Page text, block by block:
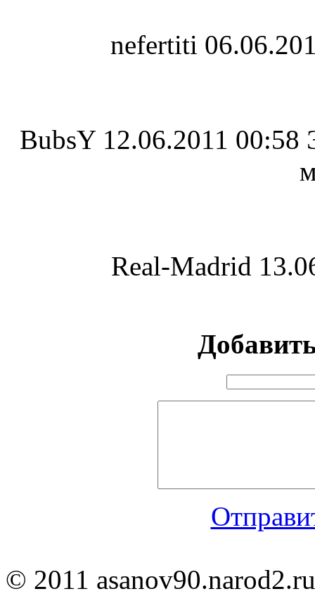
nefertiti
BubsY 12.06.2011 00:58
Real-Madrid
© 2011